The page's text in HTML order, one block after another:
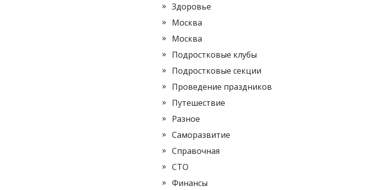
Здоровье
Москва
Москва
Подростковые клубы
Подростковые секции
Проведение праздников
Путешествие
Разное
Саморазвитие
Справочная
СТО
Финансы